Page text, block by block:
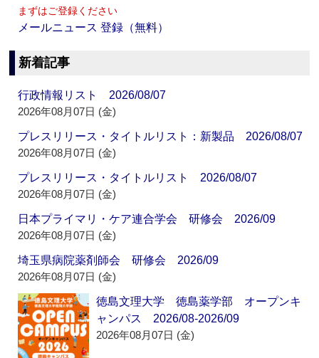
まずはご登録ください
メールニュース 登録（無料）
新着記事
行政情報リスト 2026/08/07
2026年08月07日 (金)
プレスリリース・タイトルリスト：新製品 2026/08/07
2026年08月07日 (金)
プレスリリース・タイトルリスト 2026/08/07
2026年08月07日 (金)
日本プライマリ・ケア連合学会 研修会 2026/09
2026年08月07日 (金)
埼玉県病院薬剤師会 研修会 2026/09
2026年08月07日 (金)
徳島文理大学 徳島薬学部 オープンキ
ャンパス 2026/08-2026/09
2026年08月07日 (金)